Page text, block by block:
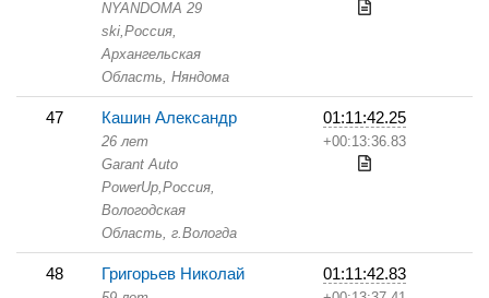
NYANDOMA 29
ski,Россия,
Архангельская
Область, Няндома
47 Кашин Александр
26 лет
Garant Auto
PowerUp,Россия,
Вологодская
Область, г.Вологда
01:11:42.25
+00:13:36.83
48 Григорьев Николай 01:11:42.83